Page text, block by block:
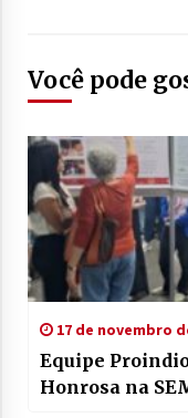
Você pode
17 de novembro
Equipe
Honrosa na